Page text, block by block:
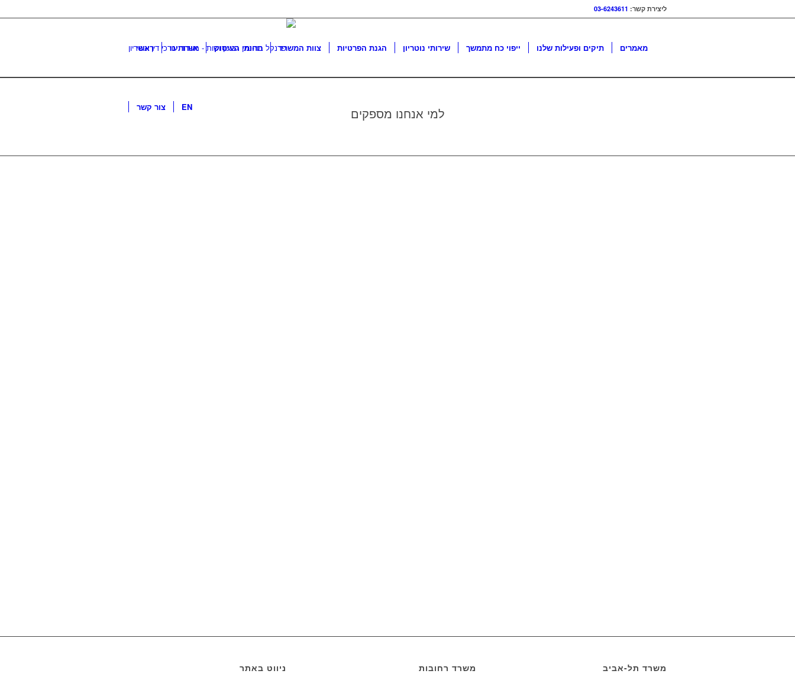
ליצירת קשר: 03-6243611
ראשי אודותינו תחומי העיסוק צוות המשרד הגנת הפרטיות שירותי נוטריון ייפוי כח מתמשך תיקים ופעילות שלנו מאמרים
צור קשר EN למי אנחנו מספקים
ניווט באתר משרד רחובות משרד תל-אביב